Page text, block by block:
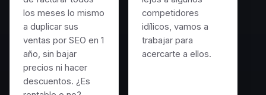
los meses lo mismo
a duplicar sus
ventas por SEO en 1
año, sin bajar
precios ni hacer
descuentos. ¿Es
competidores
idílicos, vamos a
trabajar para
acercarte a ellos.